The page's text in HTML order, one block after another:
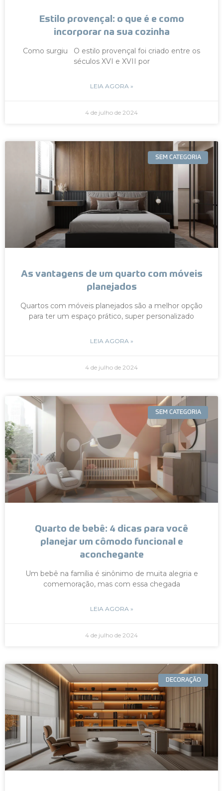
Estilo provençal: o que é e como
incorporar na sua cozinha
Como surgiu O estilo provençal foi criado entre os
séculos XVI e XVII por
LEIA AGORA »
4 de julho de 2024
SEM CATEGORIA
As vantagens de um quarto com móveis
planejados
Quartos com móveis planejados são a melhor opção
para ter um espaço prático, super personalizado
LEIA AGORA »
4 de julho de 2024
SEM CATEGORIA
Quarto de bebê: 4 dicas para você
planejar um cômodo funcional e
aconchegante
Um bebê na família é sinônimo de muita alegria e
comemoração, mas com essa chegada
LEIA AGORA »
4 de julho de 2024
DECORAÇÃO